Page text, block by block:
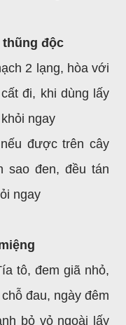
thũng độc
2 lạng, hòa với
đi, khi dùng lấy
ngay
được trên cây
sao đen, đều tán
ngay
tô, đem giã nhỏ,
đau, ngày đêm
bỏ vỏ ngoài lấy